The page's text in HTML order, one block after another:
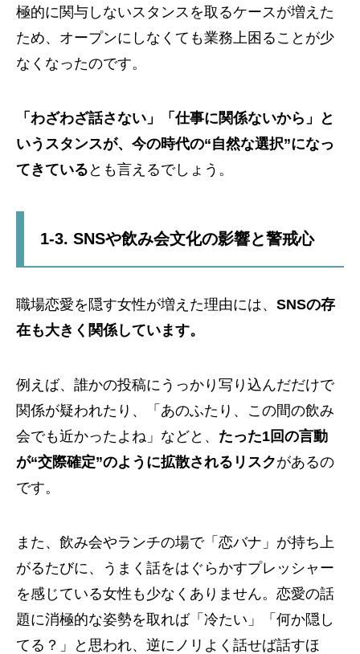
極的に関与しないスタンスを取るケースが増えた
ため、オープンにしなくても業務上困ることが少
なくなったのです。
「わざわざ話さない」「仕事に関係ないから」と
いうスタンスが、今の時代の“自然な選択”になっ
てきている とも言えるでしょう。
1-3. SNSや飲み会文化の影響と警戒心
職場恋愛を隠す女性が増えた理由には、 SNSの存
在も大きく関係しています。
例えば、誰かの投稿にうっかり写り込んだだけで
関係が疑われたり、「あのふたり、この間の飲み
会でも近かったよね」などと、 たった1回の言動
が“交際確定”のように拡散されるリスクがあるの
です。
また、飲み会やランチの場で「恋バナ」が持ち上
がるたびに、うまく話をはぐらかすプレッシャー
を感じている女性も少なくありません。恋愛の話
題に消極的な姿勢を取れば「冷たい」「何か隠し
てる？」と思われ、逆にノリよく話せば話すほ